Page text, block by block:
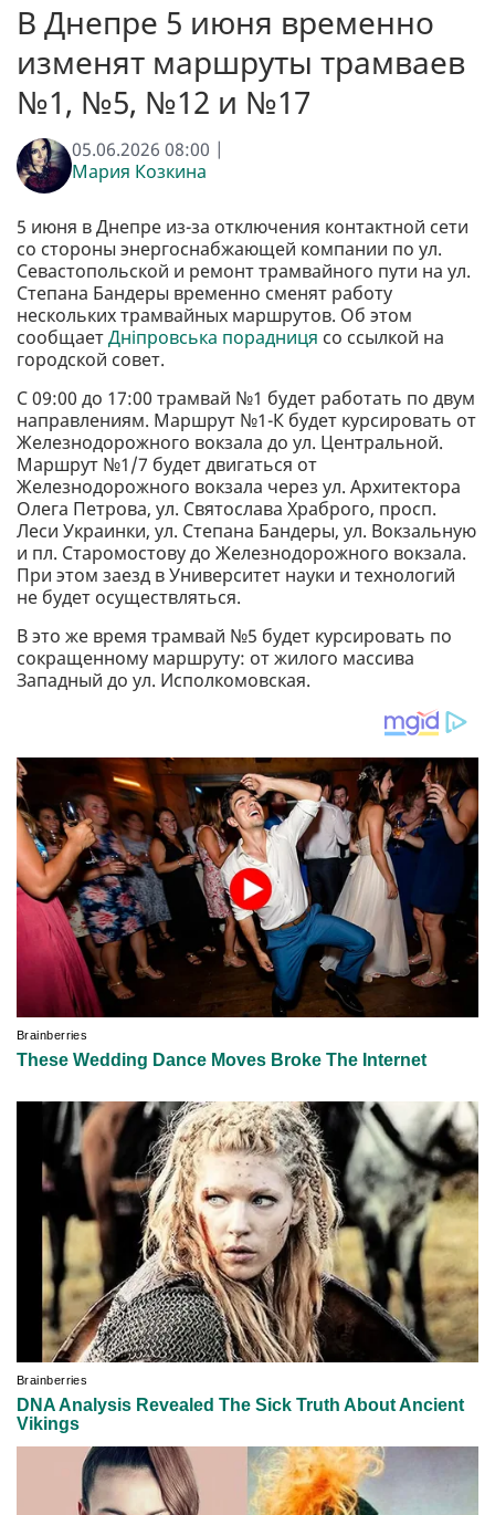
В Днепре 5 июня временно
изменят маршруты трамваев
№1, №5, №12 и №17
05.06.2026 08:00 |
Мария Козкина
5 июня в Днепре из-за отключения контактной сети
со стороны энергоснабжающей компании по ул.
Севастопольской и ремонт трамвайного пути на ул.
Степана Бандеры временно сменят работу
нескольких трамвайных маршрутов. Об этом
сообщаетДніпровська порадниця со ссылкой на
городской совет.
С 09:00 до 17:00 трамвай №1 будет работать по двум
направлениям. Маршрут №1-К будет курсировать от
Железнодорожного вокзала до ул. Центральной.
Маршрут №1/7 будет двигаться от
Железнодорожного вокзала через ул. Архитектора
Олега Петрова, ул. Святослава Храброго, просп.
Леси Украинки, ул. Степана Бандеры, ул. Вокзальную
и пл. Старомостову до Железнодорожного вокзала.
При этом заезд в Университет науки и технологий
не будет осуществляться.
В это же время трамвай №5 будет курсировать по
сокращенному маршруту: от жилого массива
Западный до ул. Исполкомовская.